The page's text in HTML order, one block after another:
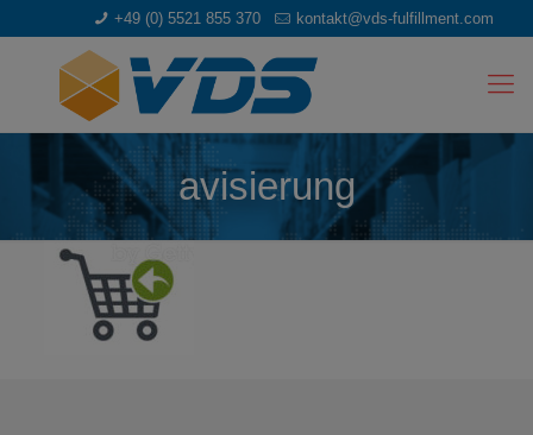
+49 (0) 5521 855 370 kontakt@vds-fulfillment.com
avisierung